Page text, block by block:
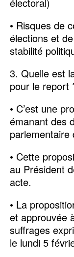
• Risques de
élections et
stabilité
3. Quelle est
pour le report
• C’est une
émanant des
parlementaire
• Cette
au Président
acte.
• La
et approuvée
suffrages
le lundi 5